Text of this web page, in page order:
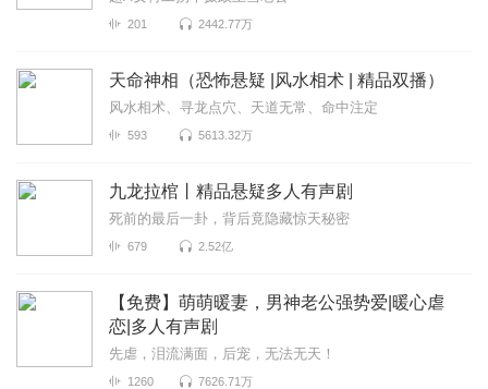
201 2442.77万
天命神相（恐怖悬疑 |风水相术 | 精品双播）
风水相术、寻龙点穴、天道无常、命中注定
593 5613.32万
九龙拉棺丨精品悬疑多人有声剧
死前的最后一卦，背后竟隐藏惊天秘密
679 2.52亿
【免费】萌萌暖妻，男神老公强势爱|暖心虐
恋|多人有声剧
先虐，泪流满面，后宠，无法无天！
1260 7626.71万